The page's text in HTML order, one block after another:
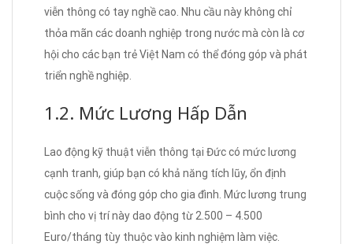
viễn thông có tay nghề cao. Nhu cầu này không chỉ
thỏa mãn các doanh nghiệp trong nước mà còn là cơ
hội cho các bạn trẻ Việt Nam có thể đóng góp và phát
triển nghề nghiệp.
1.2. Mức Lương Hấp Dẫn
Lao động kỹ thuật viễn thông tại Đức có mức lương
cạnh tranh, giúp bạn có khả năng tích lũy, ổn định
cuộc sống và đóng góp cho gia đình. Mức lương trung
bình cho vị trí này dao động từ 2.500 – 4.500
Euro/tháng tùy thuộc vào kinh nghiệm làm việc.